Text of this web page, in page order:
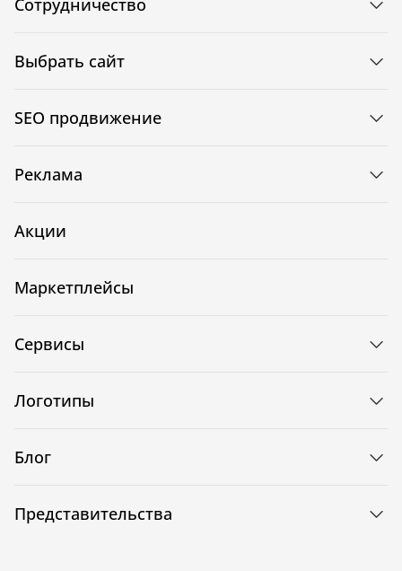
Выбрать сайт
SEO продвижение
Реклама
Акции
Маркетплейсы
Сервисы
Логотипы
Блог
Представительства